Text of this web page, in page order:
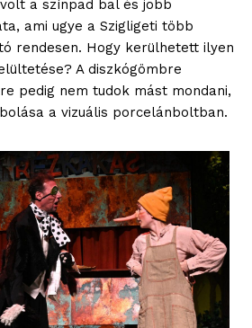
a színpad bal és jobb
ami ugye a Szigligeti több
rendesen. Hogy kerülhetett ilyen
A diszkógömbre
pedig nem tudok mást mondani,
a vizuális porcelánboltban.